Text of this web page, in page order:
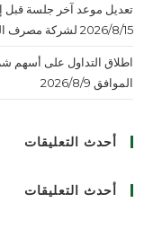
تعديل موعد آخر جلسة قبل
2026/8/15 لشركة مصرف العراقي الاسلامي
اطلاق التداول على أسهم
الموافق 2026/8/9
أحدث التعليقات
أحدث التعليقات